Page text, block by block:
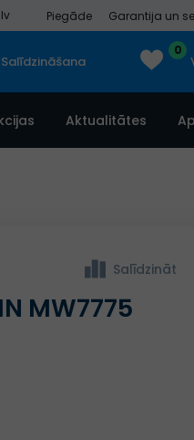
Piegāde Garantija un
Salīdzināšana
0
Aktualitātes
Salīdzināt
MW7775